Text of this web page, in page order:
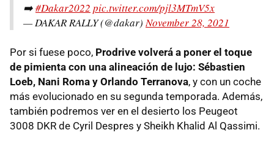
➡️#Dakar2022 pic.twitter.com/pjl3MTmV5x
— DAKAR RALLY (@dakar)November 28, 2021
Por si fuese poco, Prodrive volverá a poner el toque
de pimienta con una alineación de lujo: Sébastien
Loeb, Nani Roma y Orlando Terranova, y con un coche
más evolucionado en su segunda temporada. Además,
también podremos ver en el desierto los Peugeot
3008 DKR de Cyril Despres y Sheikh Khalid Al Qassimi.